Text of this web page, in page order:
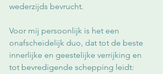
wederzijds bevrucht.
Voor mij persoonlijk is het een
onafscheidelijk duo, dat tot de beste
innerlijke en geestelijke verrijking en
tot bevredigende schepping leidt: